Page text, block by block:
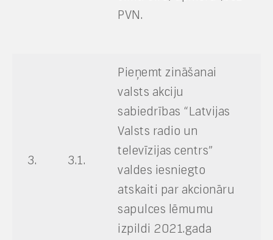
PVN.
3. 3.1.
Pieņemt zināšanai
valsts akciju
sabiedrības “Latvijas
Valsts radio un
televīzijas centrs”
valdes iesniegto
atskaiti par akcionāru
sapulces lēmumu
izpildi 2021.gada